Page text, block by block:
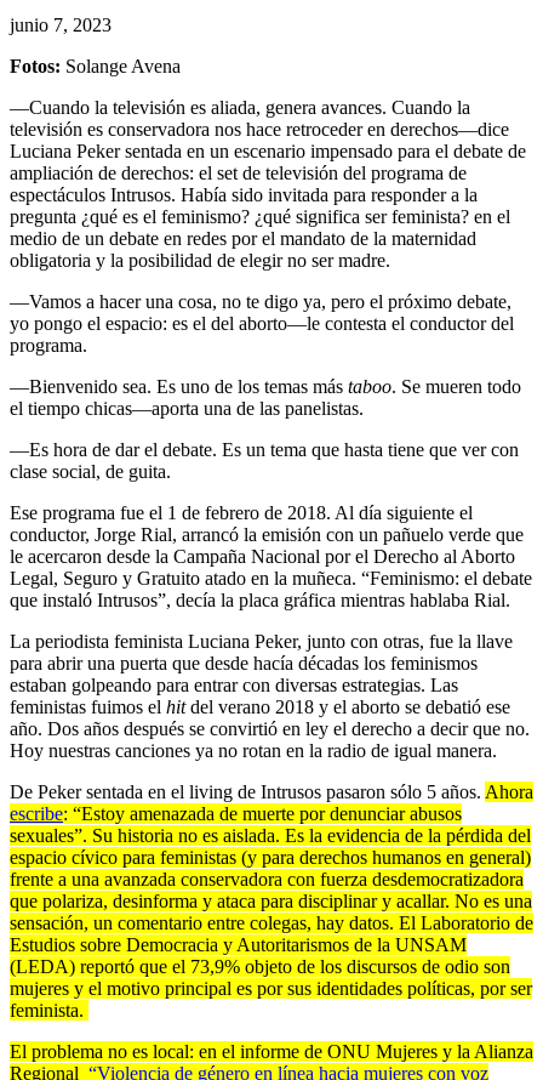
junio 7, 2023
Fotos: Solange Avena
—Cuando la televisión es aliada, genera avances. Cuando la
televisión es conservadora nos hace retroceder en derechos—dice
Luciana Peker sentada en un escenario impensado para el debate de
ampliación de derechos: el set de televisión del programa de
espectáculos Intrusos. Había sido invitada para responder a la
pregunta ¿qué es el feminismo? ¿qué significa ser feminista? en el
medio de un debate en redes por el mandato de la maternidad
obligatoria y la posibilidad de elegir no ser madre.
—Vamos a hacer una cosa, no te digo ya, pero el próximo debate,
yo pongo el espacio: es el del aborto—le contesta el conductor del
programa.
—Bienvenido sea. Es uno de los temas más taboo. Se mueren todo
el tiempo chicas—aporta una de las panelistas.
—Es hora de dar el debate. Es un tema que hasta tiene que ver con
clase social, de guita.
Ese programa fue el 1 de febrero de 2018. Al día siguiente el
conductor, Jorge Rial, arrancó la emisión con un pañuelo verde que
le acercaron desde la Campaña Nacional por el Derecho al Aborto
Legal, Seguro y Gratuito atado en la muñeca. “Feminismo: el debate
que instaló Intrusos”, decía la placa gráfica mientras hablaba Rial.
La periodista feminista Luciana Peker, junto con otras, fue la llave
para abrir una puerta que desde hacía décadas los feminismos
estaban golpeando para entrar con diversas estrategias. Las
feministas fuimos el hitdel verano 2018 y el aborto se debatió ese
año. Dos años después se convirtió en ley el derecho a decir que no.
Hoy nuestras canciones ya no rotan en la radio de igual manera.
De Peker sentada en el living de Intrusos pasaron sólo 5 años. Ahora
escribe: “Estoy amenazada de muerte por denunciar abusos
sexuales”. Su historia no es aislada. Es la evidencia de la pérdida del
espacio cívico para feministas (y para derechos humanos en general)
frente a una avanzada conservadora con fuerza desdemocratizadora
que polariza, desinforma y ataca para disciplinar y acallar. No es una
sensación, un comentario entre colegas, hay datos. El Laboratorio de
Estudios sobre Democracia y Autoritarismos de la UNSAM
(LEDA) reportó que el 73,9% objeto de los discursos de odio son
mujeres y el motivo principal es por sus identidades políticas, por ser
feminista.
El problema no es local: en el informe de ONU Mujeres y la Alianza
Regional “Violencia de género en línea hacia mujeres con voz